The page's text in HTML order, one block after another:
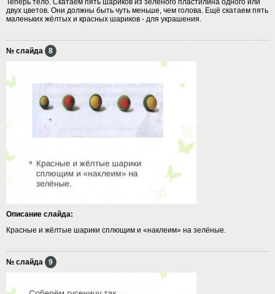
двух цветов. Они должны быть чуть меньше, чем голова. Ещё скатаем пять
маленьких жёлтых и красных шариков - для украшения.
№ слайда 8
Описание слайда:
Красные и жёлтые шарики сплющим и «наклеим» на зелёные.
№ слайда 9